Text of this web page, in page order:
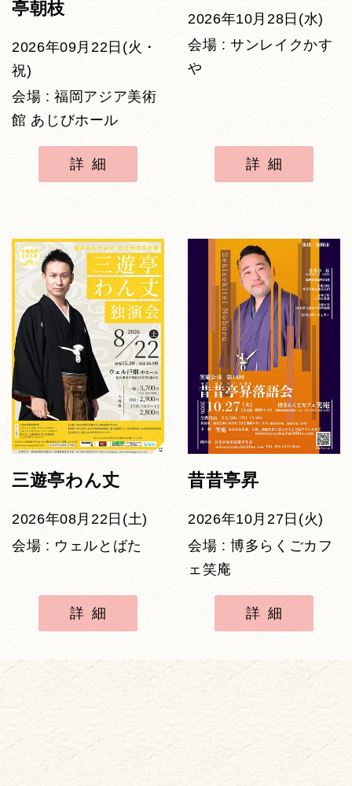
亭朝枝
2026年09月22日(火・
祝)
会場 : 福岡アジア美術
館 あじびホール
詳細
2026年10月28日(水)
会場 : サンレイクかす
や
詳細
三遊亭わん丈
2026年08月22日(土)
会場 : ウェルとばた
詳細
昔昔亭昇
2026年10月27日(火)
会場 : 博多らくごカフ
ェ笑庵
詳細